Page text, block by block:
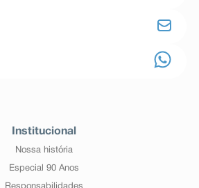
Institucional
Nossa história
Especial 90 Anos